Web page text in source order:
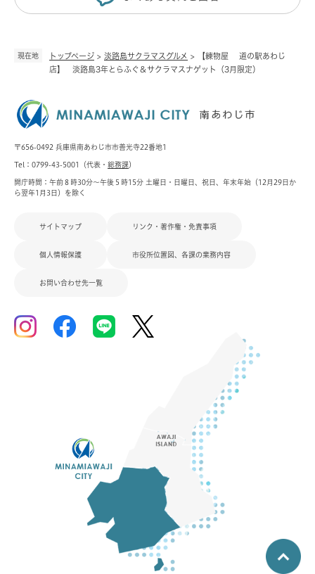
現在地 トップページ > 淡路島サクラマスグルメ >
【練物屋 道の駅あわじ
店】 淡路島3年とらふぐ＆サクラマスナゲット（3月限定）
〒656-0492 兵庫県南あわじ市市善光寺22番地1
Tel：0799-43-5001（代表・ 総務課）
開庁時間：午前８時30分～午後５時15分 土曜日・日曜日、祝日、年末年始（12月29日か
ら翌年1月3日）を除く
サイトマップ リンク・著作権・免責事項
個人情報保護 市役所位置図、各課の業務内容
お問い合わせ先一覧